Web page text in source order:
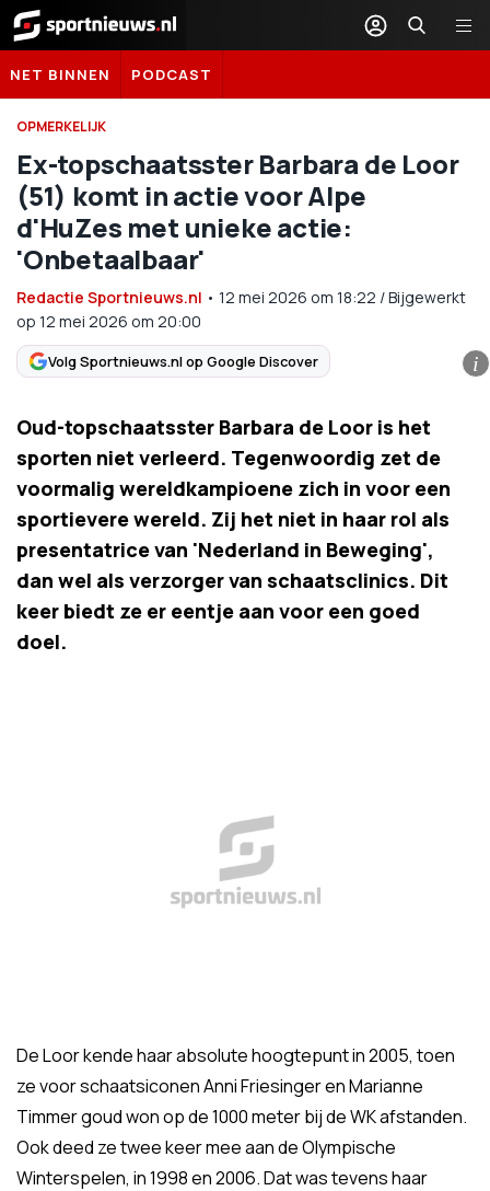
Sportnieuws.nl
NET BINNEN PODCAST
OPMERKELIJK
Ex-topschaatsster Barbara de Loor
(51) komt in actie voor Alpe
d'HuZes met unieke actie:
'Onbetaalbaar'
Redactie Sportnieuws.nl • 12 mei 2026 om 18:22 /Bijgewerkt
op 12 mei 2026 om 20:00
Volg Sportnieuws.nl op Google Discover i
Oud-topschaatsster Barbara de Loor is het
sporten niet verleerd. Tegenwoordig zet de
voormalig wereldkampioene zich in voor een
sportievere wereld. Zij het niet in haar rol als
presentatrice van 'Nederland in Beweging',
dan wel als verzorger van schaatsclinics. Dit
keer biedt ze er eentje aan voor een goed
doel.
De Loor kende haar absolute hoogtepunt in 2005, toen
ze voor schaatsiconen Anni Friesinger en Marianne
Timmer goud won op de 1000 meter bij de WK afstanden.
Ook deed ze twee keer mee aan de Olympische
Winterspelen, in 1998 en 2006. Dat was tevens haar